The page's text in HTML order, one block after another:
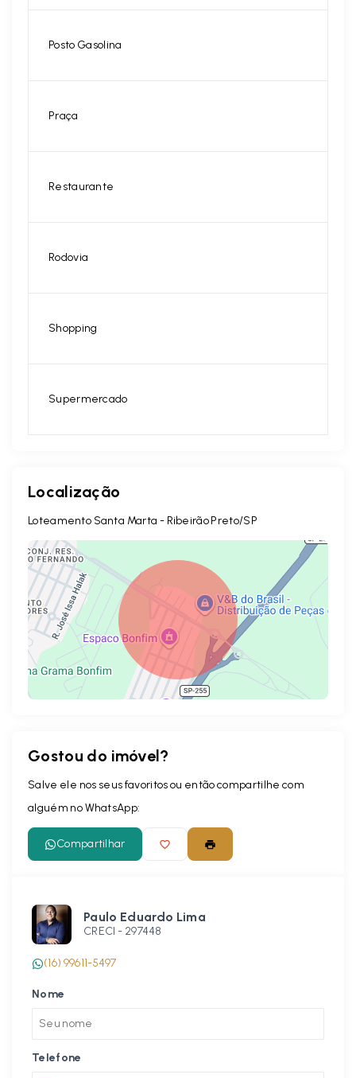
Posto Gasolina
Praça
Restaurante
Rodovia
Shopping
Supermercado
Localização
Loteamento Santa Marta - Ribeirão Preto/SP
Gostou do imóvel?
Salve ele nos seus favoritos ou então compartilhe com
alguém no WhatsApp:
Compartilhar
Paulo Eduardo Lima
CRECI - 297448
(16) 99611-5497
Nome
Telefone